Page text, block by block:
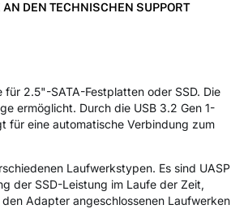
AN DEN TECHNISCHEN SUPPORT
2.5"-SATA-Festplatten oder SSD. Die
ermöglicht. Durch die USB 3.2 Gen 1-
für eine automatische Verbindung zum
Laufwerkstypen. Es sind UASP
der SSD-Leistung im Laufe der Zeit,
Adapter angeschlossenen Laufwerken